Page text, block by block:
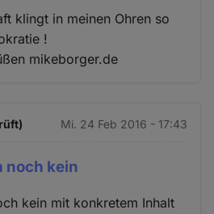
klingt in meinen Ohren so
!
mikeborger.de
Mi. 24 Feb 2016 - 17:43
noch kein
kein mit konkretem Inhalt